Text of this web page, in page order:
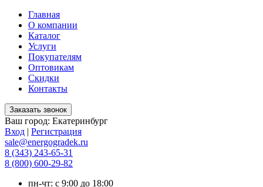
Главная
О компании
Каталог
Услуги
Покупателям
Оптовикам
Скидки
Контакты
Ваш город: Екатеринбург
Вход | Регистрация
sale@energogradek.ru
8 (343) 243-65-31
8 (800) 600-29-82
пн-чт: с 9:00 до 18:00